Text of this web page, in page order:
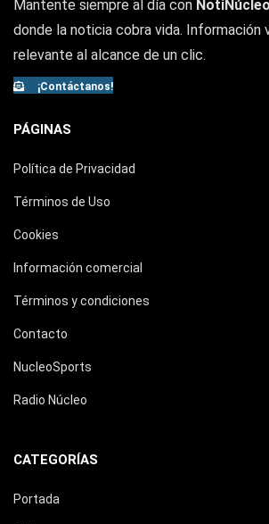
Mantente siempre al día con NotiNúcleo
donde la noticia cobra vida. Información
relevante al alcance de un clic.
¡Contáctanos!
PÁGINAS
Política de Privacidad
Términos de Uso
Cookies
Información comercial
Términos y condiciones
Contacto
NucleoSports
Radio Núcleo
CATEGORÍAS
Portada